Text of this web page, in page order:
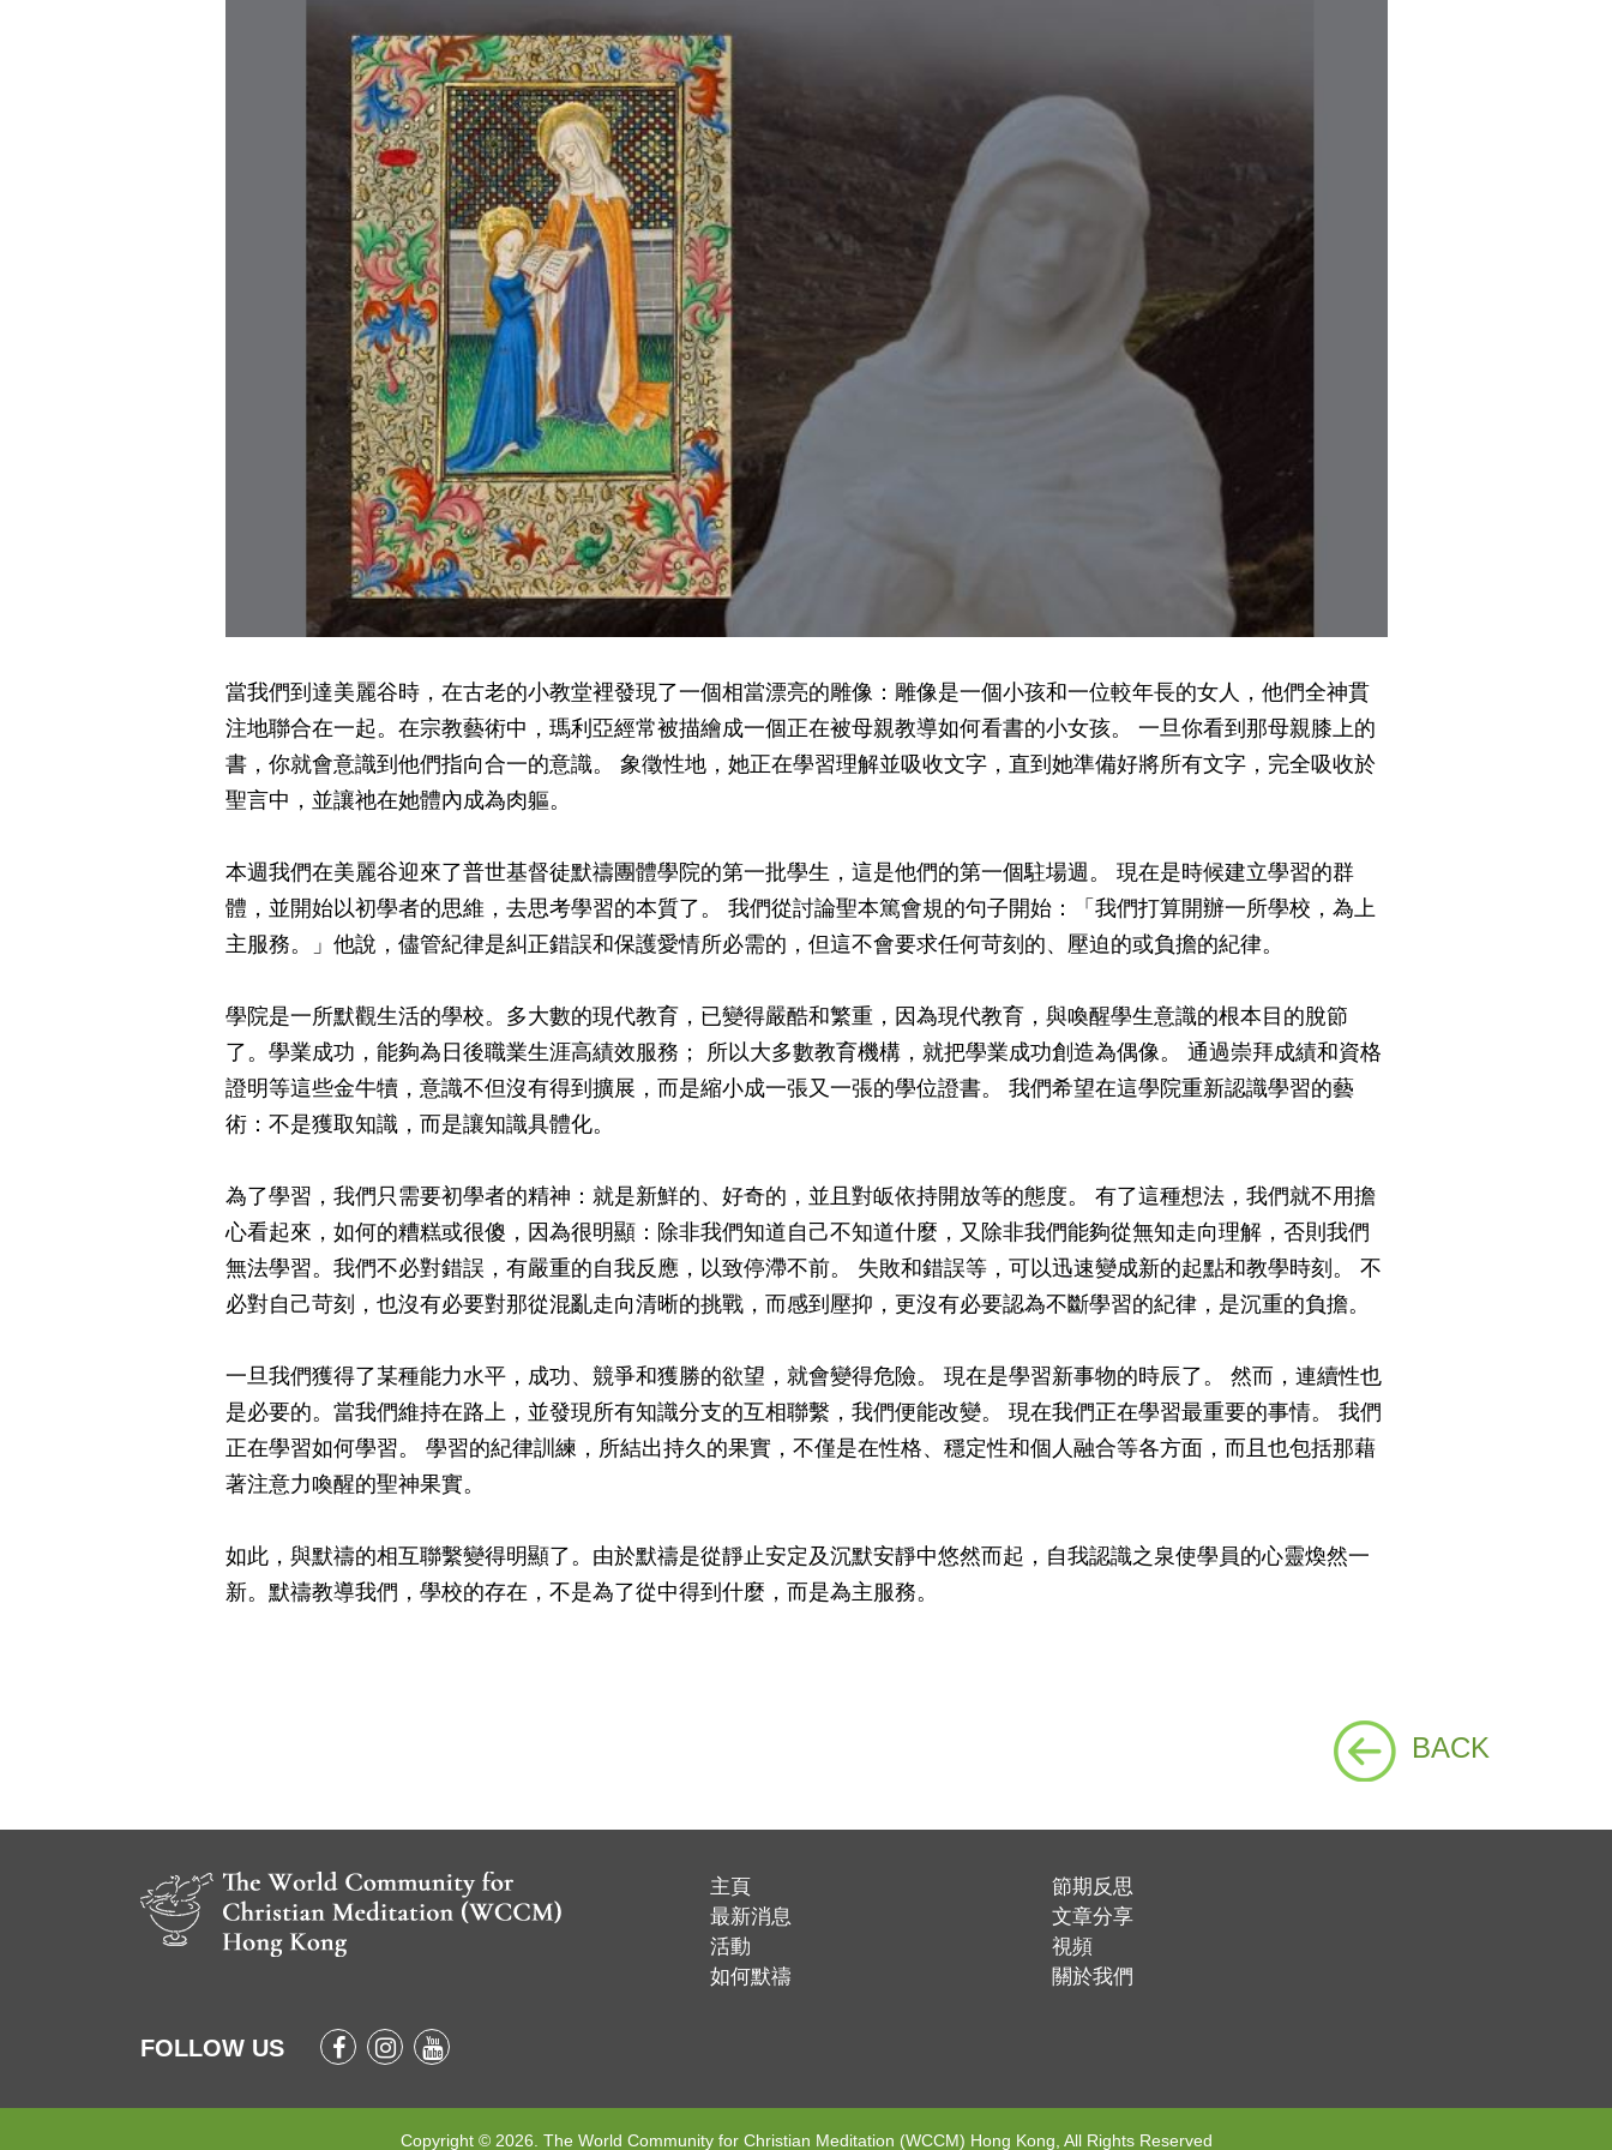
當我們到達美麗谷時，在古老的小教堂裡發現了一個相當漂亮的雕像：雕像是一個小孩和一位較年長的女人，他們全神貫
注地聯合在一起。在宗教藝術中，瑪利亞經常被描繪成一個正在被母親教導如何看書的小女孩。 一旦你看到那母親膝上的
書，你就會意識到他們指向合一的意識。 象徵性地，她正在學習理解並吸收文字，直到她準備好將所有文字，完全吸收於
聖言中，並讓祂在她體內成為肉軀。
本週我們在美麗谷迎來了普世基督徒默禱團體學院的第一批學生，這是他們的第一個駐場週。 現在是時候建立學習的群
體，並開始以初學者的思維，去思考學習的本質了。 我們從討論聖本篤會規的句子開始：「我們打算開辦一所學校，為上
主服務。」他說，儘管紀律是糾正錯誤和保護愛情所必需的，但這不會要求任何苛刻的、壓迫的或負擔的紀律。
學院是一所默觀生活的學校。多大數的現代教育，已變得嚴酷和繁重，因為現代教育，與喚醒學生意識的根本目的脫節
了。學業成功，能夠為日後職業生涯高績效服務； 所以大多數教育機構，就把學業成功創造為偶像。 通過崇拜成績和資格
證明等這些金牛犢，意識不但沒有得到擴展，而是縮小成一張又一張的學位證書。 我們希望在這學院重新認識學習的藝
術：不是獲取知識，而是讓知識具體化。
為了學習，我們只需要初學者的精神：就是新鮮的、好奇的，並且對皈依持開放等的態度。 有了這種想法，我們就不用擔
心看起來，如何的糟糕或很傻，因為很明顯：除非我們知道自己不知道什麼，又除非我們能夠從無知走向理解，否則我們
無法學習。我們不必對錯誤，有嚴重的自我反應，以致停滯不前。 失敗和錯誤等，可以迅速變成新的起點和教學時刻。 不
必對自己苛刻，也沒有必要對那從混亂走向清晰的挑戰，而感到壓抑，更沒有必要認為不斷學習的紀律，是沉重的負擔。
一旦我們獲得了某種能力水平，成功、競爭和獲勝的欲望，就會變得危險。 現在是學習新事物的時辰了。 然而，連續性也
是必要的。當我們維持在路上，並發現所有知識分支的互相聯繫，我們便能改變。 現在我們正在學習最重要的事情。 我們
正在學習如何學習。 學習的紀律訓練，所結出持久的果實，不僅是在性格、穩定性和個人融合等各方面，而且也包括那藉
著注意力喚醒的聖神果實。
如此，與默禱的相互聯繫變得明顯了。由於默禱是從靜止安定及沉默安靜中悠然而起，自我認識之泉使學員的心靈煥然一
新。默禱教導我們，學校的存在，不是為了從中得到什麼，而是為主服務。
BACK
主頁
​最新消息
活動
如何默禱
節期反思
文章分享
視頻
關於我們
FOLLOW US
Copyright © 2026. The World Community for Christian Meditation (WCCM) Hong Kong, All Rights Reserved